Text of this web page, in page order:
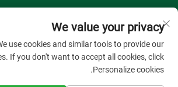
We value your privacy
use cookies and similar tools to provide our
If you don't want to accept all cookies, click
Personalize cookies.